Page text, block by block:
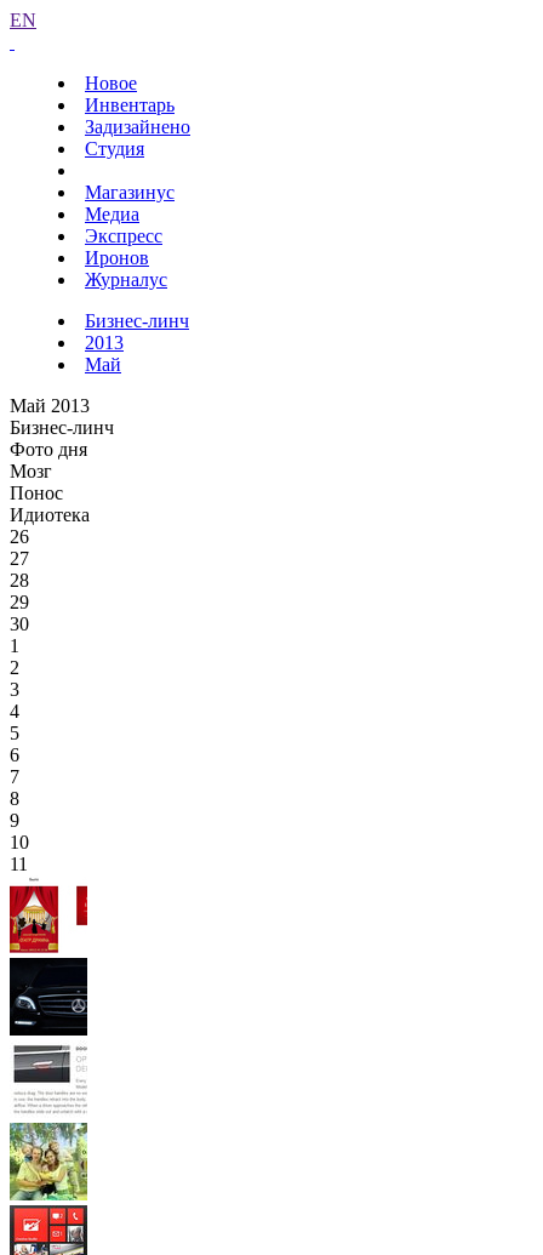
EN
Новое
Инвентарь
Задизайнено
Студия
Магазинус
Медиа
Экспресс
Иронов
Журналус
Бизнес-линч
2013
Май
Май 2013
Бизнес-линч
Фото дня
Мозг
Понос
Идиотека
26
27
28
29
30
1
2
3
4
5
6
7
8
9
10
11